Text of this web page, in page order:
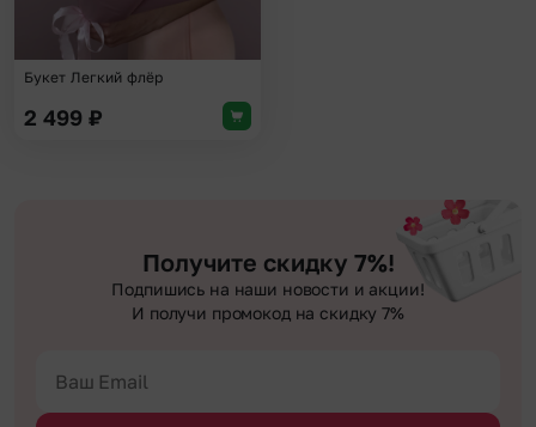
Букет Легкий флёр
2 499 ₽
Получите скидку 7%!
Подпишись на наши новости и акции!
И получи промокод на скидку 7%